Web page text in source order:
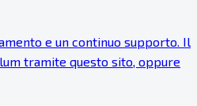
e un continuo supporto. Il
tramite questo sito, oppure